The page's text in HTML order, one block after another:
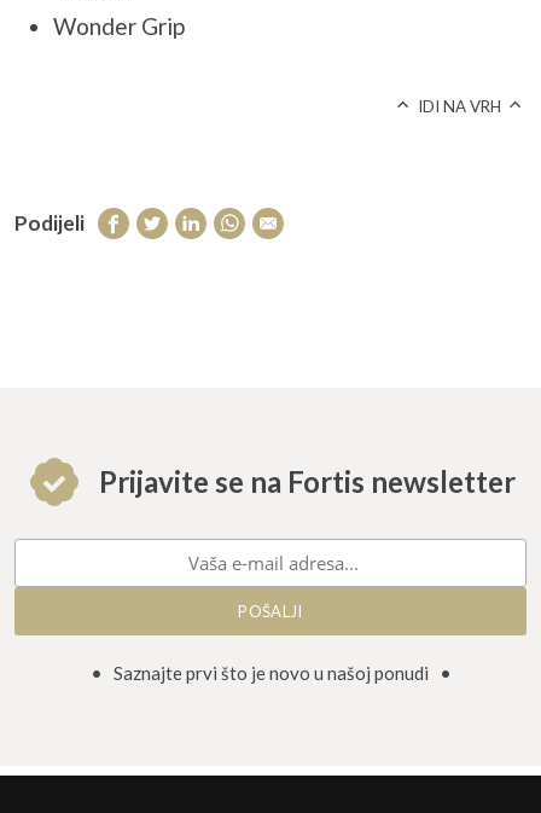
Wonder Grip
IDI NA VRH
Podijeli
Prijavite se na Fortis newsletter
• Saznajte prvi što je novo u našoj ponudi •